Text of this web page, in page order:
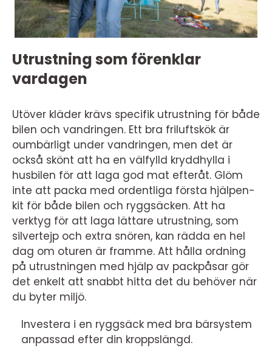
Utrustning som förenklar
vardagen
Utöver kläder krävs specifik utrustning för både
bilen och vandringen. Ett bra friluftskök är
oumbärligt under vandringen, men det är
också skönt att ha en välfylld kryddhylla i
husbilen för att laga god mat efteråt. Glöm
inte att packa med ordentliga första hjälpen-
kit för både bilen och ryggsäcken. Att ha
verktyg för att laga lättare utrustning, som
silvertejp och extra snören, kan rädda en hel
dag om oturen är framme. Att hålla ordning
på utrustningen med hjälp av packpåsar gör
det enkelt att snabbt hitta det du behöver när
du byter miljö.
Investera i en ryggsäck med bra bärsystem
anpassad efter din kroppslängd.